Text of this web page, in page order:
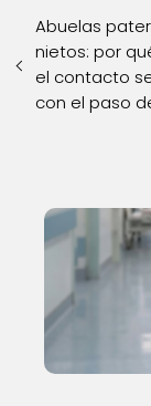
Abuelas
nietos: por
el contacto
con el paso